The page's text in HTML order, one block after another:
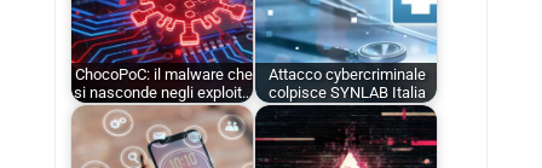
ChocoPoC: il malware che
si nasconde negli exploit…
Attacco cybercriminale
colpisce SYNLAB Italia